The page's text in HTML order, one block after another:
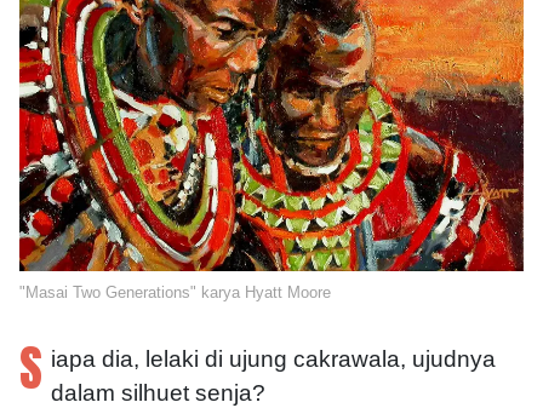
"Masai Two Generations" karya Hyatt Moore
S iapa dia, lelaki di ujung cakrawala, ujudnya
dalam silhuet senja?